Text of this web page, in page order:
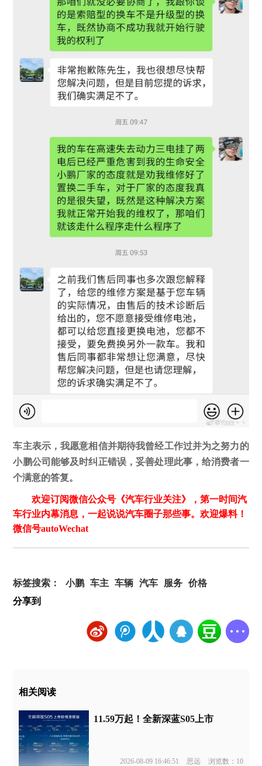
车主表示，我愿意相信并期待我曾经工作过并为之努力的
小鹏公司能够及时纠正错误，妥善处理此事，给消费者一
个满意的答复。
欢迎订阅微信公众号《汽车行业关注》，第一时间汽
车行业内幕消息，一起说说汽车圈子那些事。欢迎爆料！
微信号autoWechat
标签搜索： 小鹏 车主 车辆 汽车 服务
价格
分享到
相关阅读
11.59万起！全新深蓝S05上市
2026-08-09 16:46:51 思远 浏览数：10